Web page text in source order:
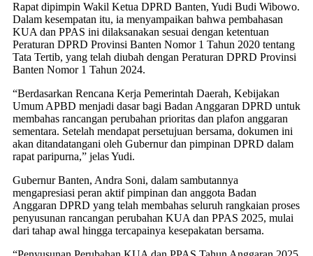
Rapat dipimpin Wakil Ketua DPRD Banten, Yudi Budi Wibowo.
Dalam kesempatan itu, ia menyampaikan bahwa pembahasan
KUA dan PPAS ini dilaksanakan sesuai dengan ketentuan
Peraturan DPRD Provinsi Banten Nomor 1 Tahun 2020 tentang
Tata Tertib, yang telah diubah dengan Peraturan DPRD Provinsi
Banten Nomor 1 Tahun 2024.
“Berdasarkan Rencana Kerja Pemerintah Daerah, Kebijakan
Umum APBD menjadi dasar bagi Badan Anggaran DPRD untuk
membahas rancangan perubahan prioritas dan plafon anggaran
sementara. Setelah mendapat persetujuan bersama, dokumen ini
akan ditandatangani oleh Gubernur dan pimpinan DPRD dalam
rapat paripurna,” jelas Yudi.
Gubernur Banten, Andra Soni, dalam sambutannya
mengapresiasi peran aktif pimpinan dan anggota Badan
Anggaran DPRD yang telah membahas seluruh rangkaian proses
penyusunan rancangan perubahan KUA dan PPAS 2025, mulai
dari tahap awal hingga tercapainya kesepakatan bersama.